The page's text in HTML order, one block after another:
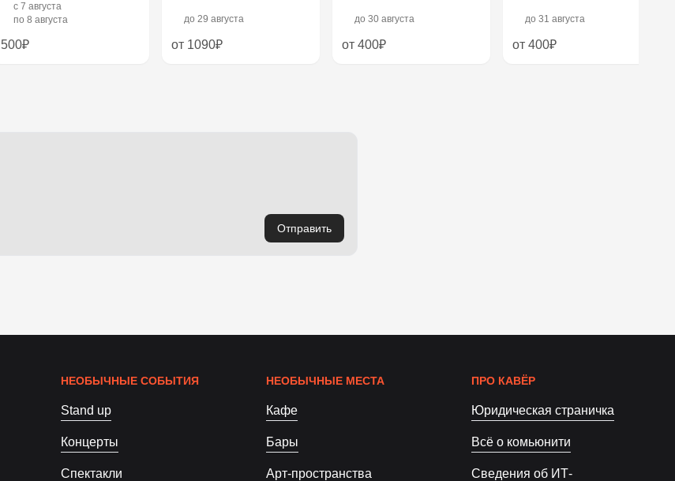
c 7 августа
по 8 августа
500₽
до 29 августа
от 1090₽
до 30 августа
от 400₽
до 31 августа
от 400₽
Отправить
НЕОБЫЧНЫЕ СОБЫТИЯ
Stand up
Концерты
Спектакли
НЕОБЫЧНЫЕ МЕСТА
Кафе
Бары
Арт-пространства
ПРО КАВЁР
Юридическая страничка
Всё о комьюнити
Сведения об ИТ-